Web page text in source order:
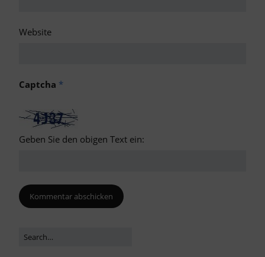
Website
Captcha *
Geben Sie den obigen Text ein: